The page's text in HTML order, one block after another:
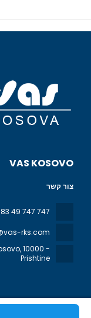
VAS KOSOVO
צור קשר
49 747 747
rks.com
, 10000 -
Prishtine